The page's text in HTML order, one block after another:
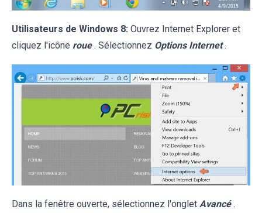
Utilisateurs de Windows 8: Ouvrez Internet Explorer et
cliquez l'icône roue . Sélectionnez Options Internet .
Dans la fenêtre ouverte, sélectionnez l'onglet Avancé .